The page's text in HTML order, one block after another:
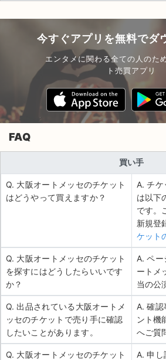
今すぐアプリを無料でダ
エンタメに関わる全ての人のた
ト売買アプリ
FAQ
買い手
Q. 大阪オートメッセのチケット
はどうやって買えますか？
A. チ
は以下
です。
新規登
ケット
Q. 大阪オートメッセのチケット
を探すにはどうしたらいいです
か？
A. ペ
ートメ
当の公
Q. 出品されている大阪オートメ
ッセのチケットで売り手に確認
したいことがあります。
A. 確認
ント機
へご質
Q. 大阪オートメッセのチケット
A. 申